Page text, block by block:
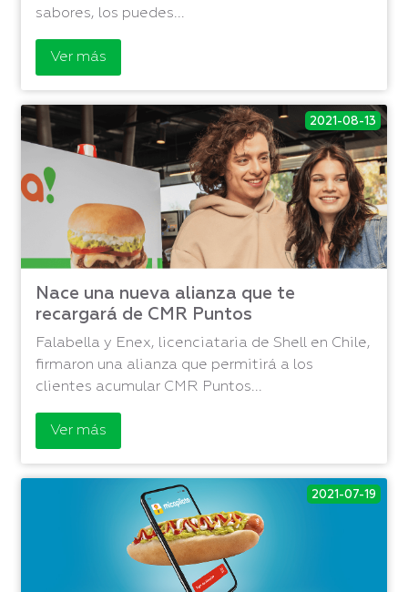
sabores, los puedes...
Ver más
2021-08-13
Nace una nueva alianza que te
recargará de CMR Puntos
Falabella y Enex, licenciataria de Shell en Chile,
firmaron una alianza que permitirá a los
clientes acumular CMR Puntos...
Ver más
2021-07-19